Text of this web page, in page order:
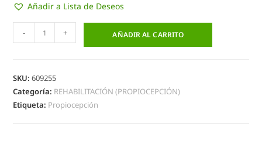
Añadir a Lista de Deseos
- + AÑADIR AL CARRITO
SKU:609255
Categoría: REHABILITACIÓN (PROPIOCEPCIÓN)
Etiqueta: Propiocepción